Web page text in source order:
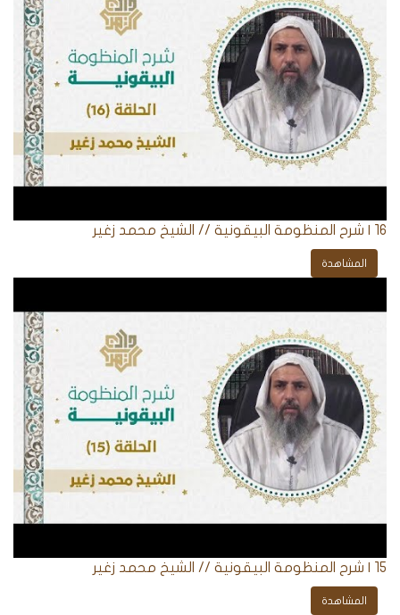
16 | شرح المنظومة البيقونية // الشيخ محمد زغير
المشاهدة
15 | شرح المنظومة البيقونية // الشيخ محمد زغير
المشاهدة